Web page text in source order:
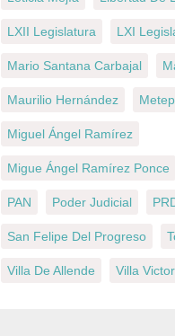
LXII Legislatura LXI
Mario Santana Carbajal
Maurilio Hernández
Miguel Ángel Ramírez
Migue Ángel Ramírez Ponce
PAN Poder Judicial
San Felipe Del Progreso
Villa De Allende Villa